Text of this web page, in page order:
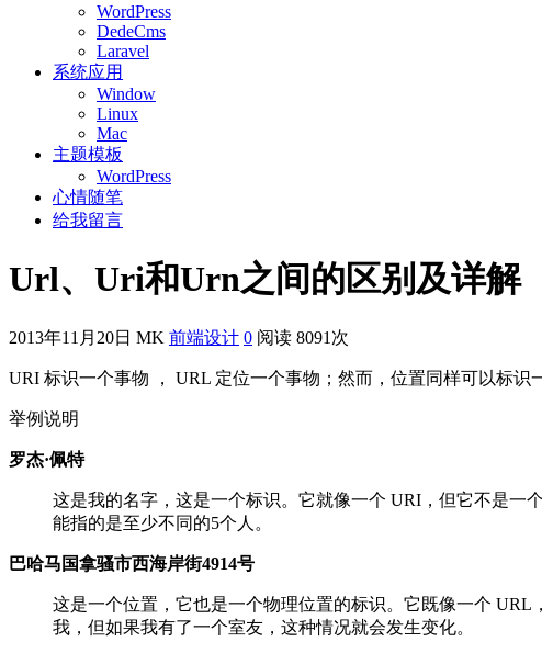
WordPress
DedeCms
Laravel
系统应用
Window
Linux
Mac
主题模板
WordPress
心情随笔
给我留言
Url、Uri和Urn之间的区别及详解
2013年11月20日 MK 前端设计 0 阅读 8091次
URI 标识一个事物 ， URL 定位一个事物；然而，位置同样可以标
举例说明
罗杰·佩特
这是我的名字，这是一个标识。它就像一个 URI，但它不是一
能指的是至少不同的5个人。
巴哈马国拿骚市西海岸街4914号
这是一个位置，它也是一个物理位置的标识。它既像一个
我，但如果我有了一个室友，这种情况就会发生变化。